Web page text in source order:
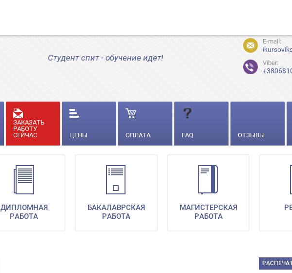
Студент спит - обучение идет!
E-mail:
Viber:
ЗАКАЗАТЬ
РАБОТУ
СЕЙЧАС
ЦЕНЫ ОПЛАТА FAQ ОТЗЫВЫ
ДИПЛОМНАЯ
РАБОТА
БАКАЛАВРСКАЯ
РАБОТА
МАГИСТЕРСКАЯ
РАБОТА